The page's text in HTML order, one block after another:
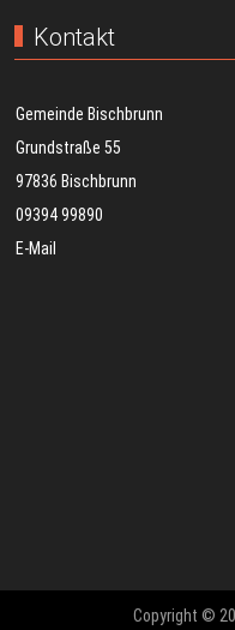
Kontakt
Gemeinde Bischbrunn
Grundstraße 55
97836 Bischbrunn
09394 99890
E-Mail
Copyright ©